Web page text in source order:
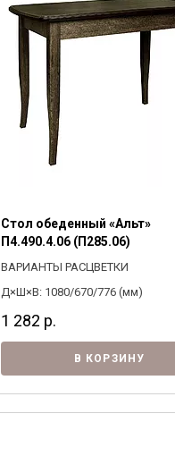
Стол обеденный «Альт»
П4.490.4.06 (П285.06)
ВАРИАНТЫ РАСЦВЕТКИ
Д×Ш×В: 1080/670/776 (мм)
1 282 р.
В КОРЗИНУ